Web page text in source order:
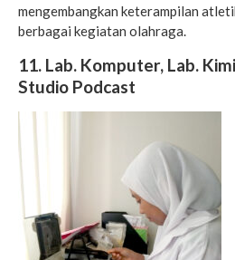
mengembangkan keterampilan
berbagai kegiatan olahraga.
11. Lab. Komputer, Lab.
Studio Podcast